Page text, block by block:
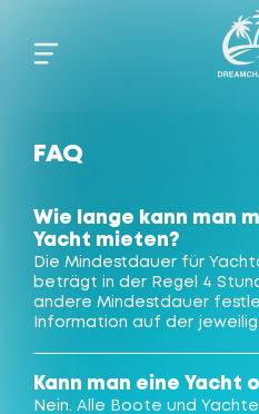
FAQ
Wie lange kann man
Yacht mieten?
Die Mindestdauer für
beträgt in der Regel 4
andere Mindestdauer
Information auf der
Kann man eine Yacht
Nein. Alle Boote und